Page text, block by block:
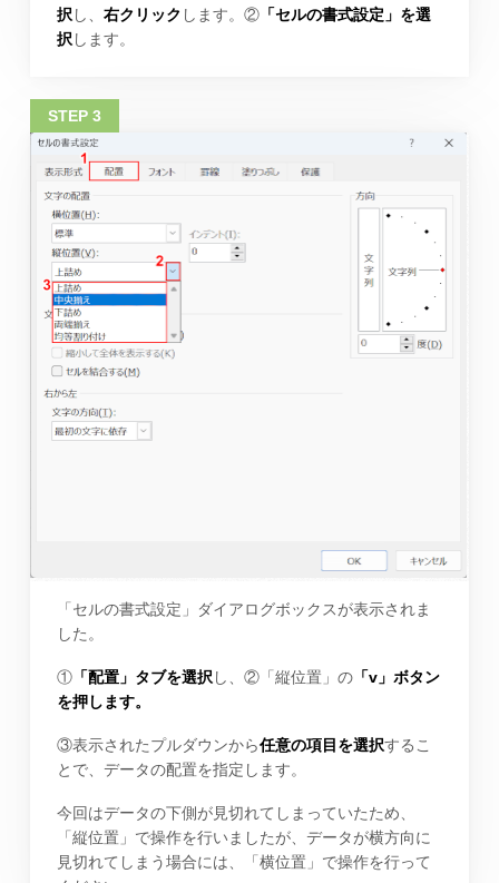
択 し、 右クリック します。②「セルの書式設定」を選
択 します。
「セルの書式設定」ダイアログボックスが表示されま
した。
①「配置」タブを選択 し、②「縦位置」の「v」ボタン
を押します。
③表示されたプルダウンから任意の項目を選択するこ
とで、データの配置を指定します。
今回はデータの下側が見切れてしまっていたため、
「縦位置」で操作を行いましたが、データが横方向に
見切れてしまう場合には、「横位置」で操作を行って